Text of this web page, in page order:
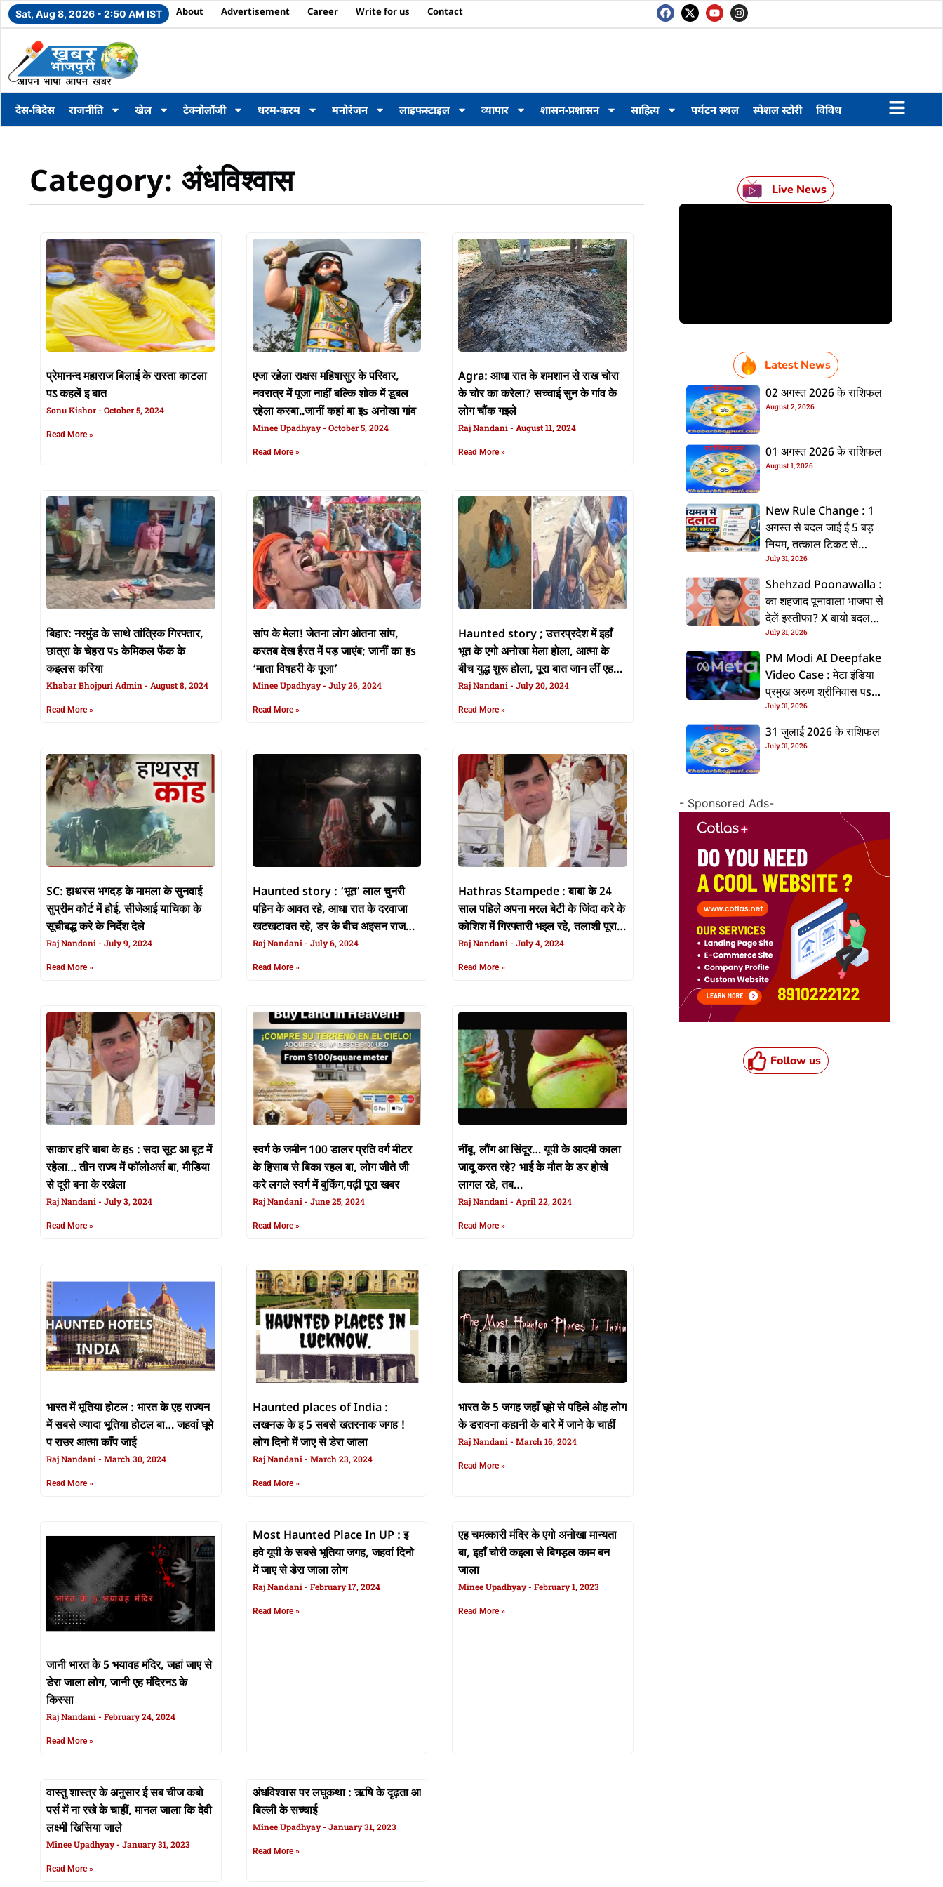
Sat, Aug 8, 2026 - 2:50 AM IST About Advertisement Career Write for us Contact
देस-बिदेस राजनीति खेल टेक्नोलॉजी धरम-करम मनोरंजन लाइफस्टाइल व्यापार शासन-प्रशासन साहित्य पर्यटन स्थल स्पेशल स्टोरी विविध
Category: अंधविश्वास
प्रेमानन्द महाराज बिलाई के रास्ता काटला
पऽ कहलें इ बात
Sonu Kishor October 5, 2024
Read More »
एजा रहेला राक्षस महिषासुर के परिवार,
नवरात्र में पूजा नाहीं बल्कि शोक में डूबल
रहेला कस्बा..जानीं कहां बा इs अनोखा गांव
Minee Upadhyay October 5, 2024
Read More »
Agra: आधा रात के शमशान से राख चोरा
के चोर का करेला? सच्चाई सुन के गांव के
लोग चौंक गइले
Raj Nandani August 11, 2024
Read More »
बिहार: नरमुंड के साथे तांत्रिक गिरफ्तार,
छात्रा के चेहरा पs केमिकल फेंक के
कइलस करिया
Khabar Bhojpuri Admin August 8, 2024
Read More »
सांप के मेला! जेतना लोग ओतना सांप,
करतब देख हैरत में पड़ जाएंब; जानीं का हs
‘माता विषहरी के पूजा’
Minee Upadhyay July 26, 2024
Read More »
Haunted story ; उत्तरप्रदेश में इहाँ
भूत के एगो अनोखा मेला होला, आत्मा के
बीच युद्ध शुरू होला, पूरा बात जान लीं एह
खास रिपोर्ट में
Raj Nandani July 20, 2024
Read More »
SC: हाथरस भगदड़ के मामला के सुनवाई
सुप्रीम कोर्ट में होई, सीजेआई याचिका के
सूचीबद्ध करे के निर्देश देले
Raj Nandani July 9, 2024
Read More »
Haunted story : ‘भूत’ लाल चुनरी
पहिन के आवत रहे, आधा रात के दरवाजा
खटखटावत रहे, डर के बीच अइसन राज
खुलल रहे!
Raj Nandani July 6, 2024
Read More »
Hathras Stampede : बाबा के 24
साल पहिले अपना मरल बेटी के जिंदा करे के
कोशिश में गिरफ्तारी भइल रहे, तलाशी पूरा
जोर शोर से चलता
Raj Nandani July 4, 2024
Read More »
साकार हरि बाबा के हs : सदा सूट आ बूट में
रहेला… तीन राज्य में फॉलोअर्स बा, मीडिया
से दूरी बना के रखेला
Raj Nandani July 3, 2024
Read More »
स्वर्ग के जमीन 100 डालर प्रति वर्ग मीटर
के हिसाब से बिका रहल बा, लोग जीते जी
करे लगले स्वर्ग में बुकिंग,पढ़ी पूरा खबर
Raj Nandani June 25, 2024
Read More »
नींबू, लौंग आ सिंदूर… यूपी के आदमी काला
जादू करत रहे? भाई के मौत के डर होखे
लागल रहे, तब…
Raj Nandani April 22, 2024
Read More »
भारत में भूतिया होटल : भारत के एह राज्यन
में सबसे ज्यादा भूतिया होटल बा… जहवां घूमे
प राउर आत्मा काँप जाई
Raj Nandani March 30, 2024
Read More »
Haunted places of India :
लखनऊ के इ 5 सबसे खतरनाक जगह !
लोग दिनो में जाए से डेरा जाला
Raj Nandani March 23, 2024
Read More »
भारत के 5 जगह जहाँ घूमे से पहिले ओह लोग
के डरावना कहानी के बारे में जाने के चाहीं
Raj Nandani March 16, 2024
Read More »
जानी भारत के 5 भयावह मंदिर, जहां जाए से
डेरा जाला लोग, जानी एह मंदिरनऽ के
किस्सा
Raj Nandani February 24, 2024
Read More »
Most Haunted Place In UP : इ
हवे यूपी के सबसे भूतिया जगह, जहवां दिनो
में जाए से डेरा जाला लोग
Raj Nandani February 17, 2024
Read More »
एह चमत्कारी मंदिर के एगो अनोखा मान्यता
बा, इहाँ चोरी कइला से बिगड़ल काम बन
जाला
Minee Upadhyay February 1, 2023
Read More »
वास्तु शास्त्र के अनुसार ई सब चीज कबो
पर्स में ना रखे के चाहीं, मानल जाला कि देवी
लक्ष्मी खिसिया जाले
Minee Upadhyay January 31, 2023
Read More »
अंधविश्वास पर लघुकथा : ऋषि के दृढ़ता आ
बिल्ली के सच्चाई
Minee Upadhyay January 31, 2023
Read More »
Live News
Latest News
02 अगस्त 2026 के राशिफल
August 2, 2026
01 अगस्त 2026 के राशिफल
August 1, 2026
New Rule Change : 1
अगस्त से बदल जाई ई 5 बड़
नियम, तत्काल टिकट से
CKYC तक जानीं नया अपडेट
July 31, 2026
Shehzad Poonawalla :
का शहजाद पूनावाला भाजपा से
देलें इस्तीफा? X बायो बदलला
के बाद बढ़ल चरचा, जानीं पूरा
ममिला
July 31, 2026
PM Modi AI Deepfake
Video Case : मेटा इंडिया
प्रमुख अरुण श्रीनिवास पs
एफआईआर, जानीं पूरा ममिला
July 31, 2026
31 जुलाई 2026 के राशिफल
July 31, 2026
- Sponsored Ads-
Follow us